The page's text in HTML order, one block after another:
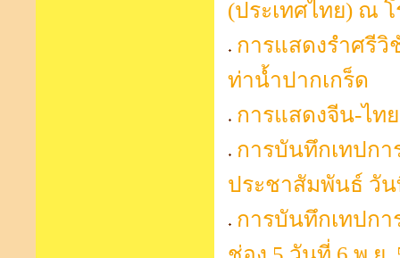
(ประเทศไทย) ณ
การแสดงรำศรี
ท่าน้ำปากเกร็ด
การแสดงจีน-ไท
การบันทึกเทปก
ประชาสัมพันธ์ วัน
การบันทึกเทปก